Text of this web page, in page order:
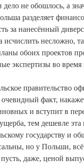
не обошлось, а
разделяет
за нанесённый
исчислить несложно,
обоих проектов
экспертизы во время
правительство
очевидный факт,
и вступит в
тем дешевле эта
государству и
но у Польши,
пусть, даже, ценой